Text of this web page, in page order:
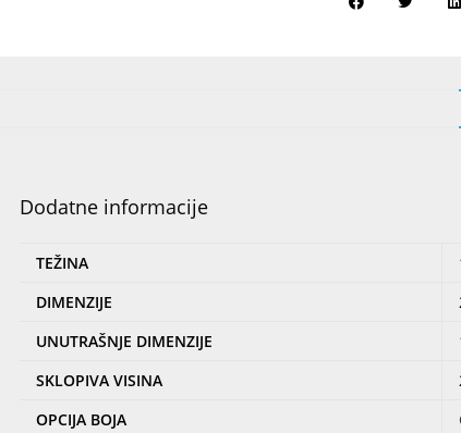
Dodatne informacije
TEŽINA
DIMENZIJE
UNUTRAŠNJE DIMENZIJE
SKLOPIVA VISINA
OPCIJA BOJA